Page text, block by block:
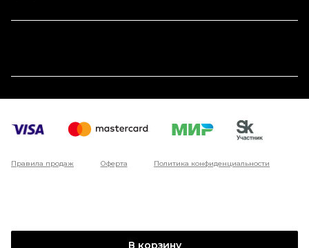
В корзину
Правила продаж Оферта Политика конфиденциальности